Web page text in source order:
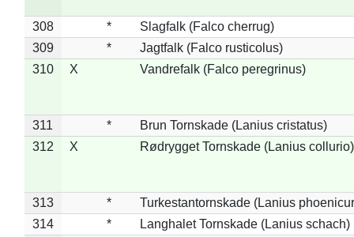
308 *
Slagfalk (Falco cherrug)
309
*
Jagtfalk (Falco rusticolus)
310
X Vandrefalk (Falco peregrinus)
311 *
Brun Tornskade (Lanius cristatus)
312
X Rødrygget Tornskade (Lanius collurio)
313 *
Turkestantornskade (Lanius
314
*
Langhalet Tornskade (Lanius schach)